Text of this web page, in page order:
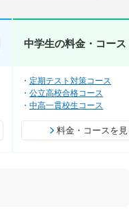
中学生の料金・コース
定期テスト対策コース
公立高校合格コース
中高一貫校生コース
料金・コースを